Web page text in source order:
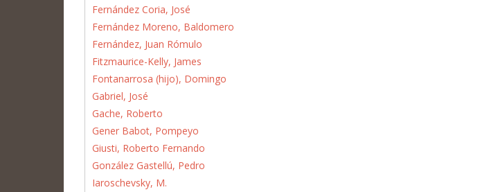
Fernández Coria, José
Fernández Moreno, Baldomero
Fernández, Juan Rómulo
Fitzmaurice-Kelly, James
Fontanarrosa (hijo), Domingo
Gabriel, José
Gache, Roberto
Gener Babot, Pompeyo
Giusti, Roberto Fernando
González Gastellú, Pedro
Iaroschevsky, M.